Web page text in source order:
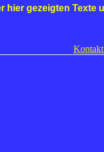
hier gezeigten